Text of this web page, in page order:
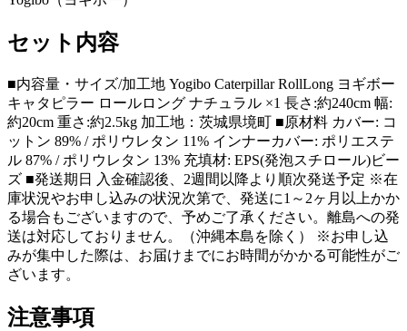
セット内容
■内容量・サイズ/加工地 Yogibo Caterpillar RollLong ヨギボー
キャタピラー ロールロング ナチュラル ×1 長さ:約240cm 幅:
約20cm 重さ:約2.5kg 加工地：茨城県境町 ■原材料 カバー: コ
ットン 89% / ポリウレタン 11% インナーカバー: ポリエステ
ル 87% / ポリウレタン 13% 充填材: EPS(発泡スチロール)ビー
ズ ■発送期日 入金確認後、2週間以降より順次発送予定 ※在
庫状況やお申し込みの状況次第で、発送に1～2ヶ月以上かか
る場合もございますので、予めご了承ください。離島への発
送は対応しておりません。（沖縄本島を除く） ※お申し込
みが集中した際は、お届けまでにお時間がかかる可能性がご
ざいます。
注意事項